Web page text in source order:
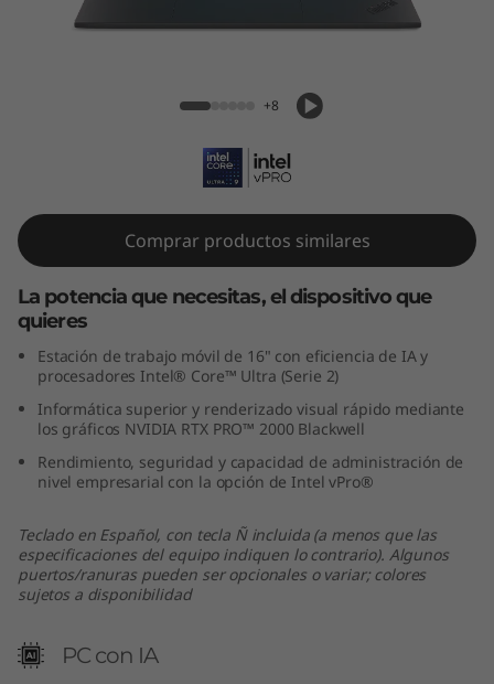
+8
Comprar productos similares
La potencia que necesitas, el dispositivo que
quieres
Estación de trabajo móvil de 16" con eficiencia de IA y
procesadores Intel® Core™ Ultra (Serie 2)
Informática superior y renderizado visual rápido mediante
los gráficos NVIDIA RTX PRO™ 2000 Blackwell
Rendimiento, seguridad y capacidad de administración de
nivel empresarial con la opción de Intel vPro®
Teclado en Español, con tecla Ñ incluida (a menos que las
especificaciones del equipo indiquen lo contrario). Algunos
puertos/ranuras pueden ser opcionales o variar; colores
sujetos a disponibilidad
PC con IA